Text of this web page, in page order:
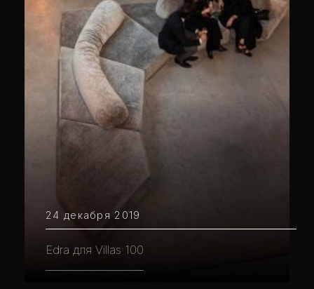
24 декабря 2019
Edra для Villas 100